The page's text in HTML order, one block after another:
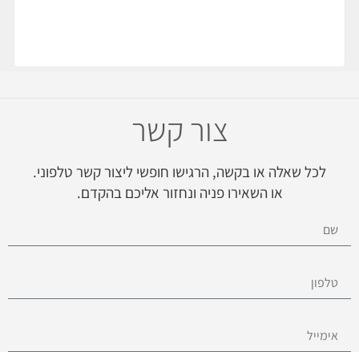
צור קשר
לכל שאלה או בקשה, הרגישו חופשי ליצור קשר טלפוני.
או השאירו פניה ונחזור אליכם בהקדם.